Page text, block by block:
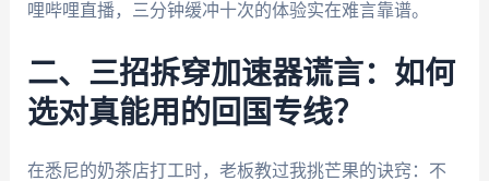
哩哔哩直播，三分钟缓冲十次的体验实在难言靠谱。
二、三招拆穿加速器谎言：如何
选对真能用的回国专线？
在悉尼的奶茶店打工时，老板教过我挑芒果的诀窍：不